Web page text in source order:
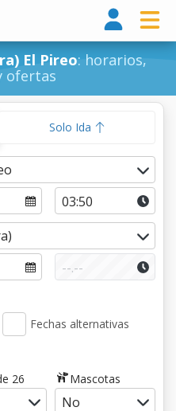
El Pireo: horarios,
ofertas
Solo Ida
Fechas alternativas
26 Mascotas